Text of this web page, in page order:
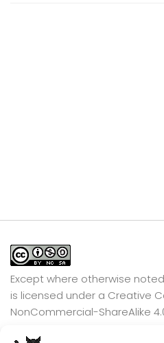
Except where otherwise
is licensed under a Creative
NonCommercial-ShareAlike